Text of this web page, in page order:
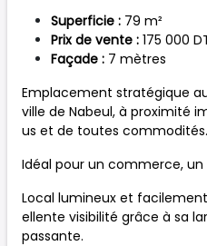
Superficie : 79 m²
Prix de vente : 175 000
Façade : 7 mètres
Emplacement stratégique
ville de Nabeul, à proximité
us et de toutes commodités.
Idéal pour un commerce,
Local lumineux et
ellente visibilité grâce à sa
passante.